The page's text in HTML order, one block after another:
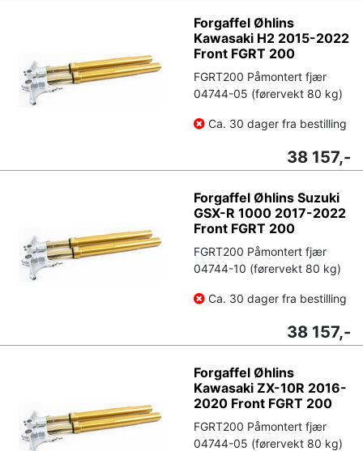
Forgaffel Øhlins
Kawasaki H2 2015-2022
Front FGRT 200
FGRT200 Påmontert fjær
04744-05 (førervekt 80 kg)
Ca. 30 dager fra bestilling
38 157,-
Forgaffel Øhlins Suzuki
GSX-R 1000 2017-2022
Front FGRT 200
FGRT200 Påmontert fjær
04744-10 (førervekt 80 kg)
Ca. 30 dager fra bestilling
38 157,-
Forgaffel Øhlins
Kawasaki ZX-10R 2016-
2020 Front FGRT 200
FGRT200 Påmontert fjær
04744-05 (førervekt 80 kg)